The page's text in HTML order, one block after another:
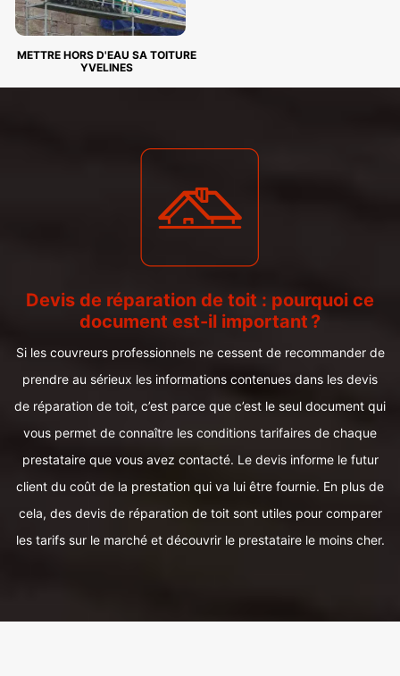
METTRE HORS D'EAU SA TOITURE
YVELINES
Devis de réparation de toit : pourquoi ce
document est-il important ?
Si les couvreurs professionnels ne cessent de recommander de
prendre au sérieux les informations contenues dans les devis
de réparation de toit, c’est parce que c’est le seul document qui
vous permet de connaître les conditions tarifaires de chaque
prestataire que vous avez contacté. Le devis informe le futur
client du coût de la prestation qui va lui être fournie. En plus de
cela, des devis de réparation de toit sont utiles pour comparer
les tarifs sur le marché et découvrir le prestataire le moins cher.